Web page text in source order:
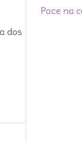
dos
:Pace na